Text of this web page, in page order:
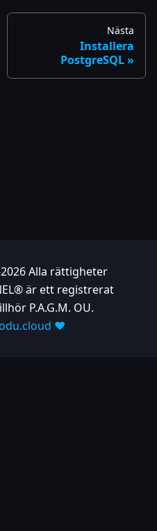
Nästa
Installera
PostgreSQL
Alla rättigheter
är ett registrerat
P.A.G.M. OU.
❤️